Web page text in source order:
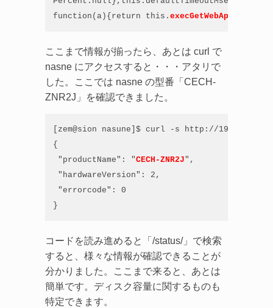
function(a){return this. execGetWebApi
ここまで情報が揃ったら、あとは curl で
nasne にアクセスすると・・・アタリで
した。ここでは nasne の型番「CECH-
ZNR2J」を確認できました。
[zem@sion nasune]$ curl -s http://
{
"productName": "CECH-ZNR2J",
"hardwareVersion": 2,
"errorcode": 0
}
コードを読み進めると「/status/」で検索
すると、様々な情報が確認できることが
分かりました。ここまで来ると、あとは
簡単です。ディスク容量に関するものも
特定できます。